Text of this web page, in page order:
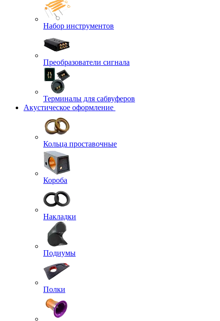
Набор инструментов
Преобразователи сигнала
Терминалы для сабвуферов
Акустическое оформление
Кольца проставочные
Короба
Накладки
Подиумы
Полки